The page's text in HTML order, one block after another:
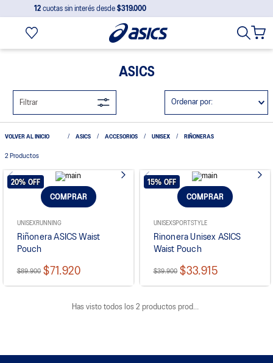
12 cuotas sin interés desde $319.000
ASICS
Filtrar Ordenar por
ASICS ACCESORIOS UNISEX RIÑONERAS
2 Productos
COMPRAR
UNISEX RUNNING
Riñonera ASICS Waist
Pouch
$89.900 $71.920
20% OFF
COMPRAR
UNISEXSPORTSTYLE
Rinonera Unisex ASICS
Waist Pouch
$39.900 $33.915
15% OFF
Has visto todos los 2 productos